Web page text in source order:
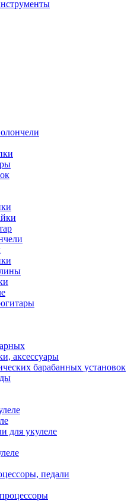
аксессуары
барабанных установок
для укулеле
педали